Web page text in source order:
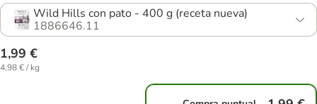
Wild Hills con pato - 400 g (receta nueva)
1886646.11
1,99 €
4,98 € / kg